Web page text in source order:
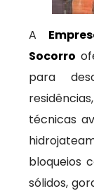
A
Socorro
para
técnicas
bloqueios
sólidos,